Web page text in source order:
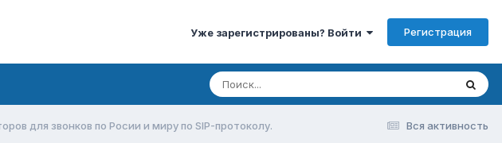
Уже зарегистрированы? Войти Регистрация
Вся активность
для звонков по Росии и миру по SIP-протоколу.